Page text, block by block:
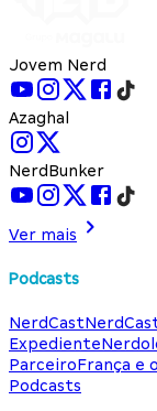
Jovem Nerd
Azaghal
NerdBunker
Ver mais
Podcasts
NerdCast
Expediente
ParceiroFrança e
Podcasts